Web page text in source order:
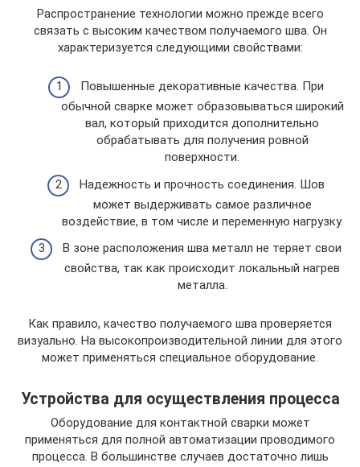
Распространение технологии можно прежде всего
связать с высоким качеством получаемого шва. Он
характеризуется следующими свойствами:
Повышенные декоративные качества. При
обычной сварке может образовываться широкий
вал, который приходится дополнительно
обрабатывать для получения ровной
поверхности.
Надежность и прочность соединения. Шов
может выдерживать самое различное
воздействие, в том числе и переменную нагрузку.
В зоне расположения шва металл не теряет свои
свойства, так как происходит локальный нагрев
металла.
Как правило, качество получаемого шва проверяется
визуально. На высокопроизводительной линии для этого
может применяться специальное оборудование.
Устройства для осуществления процесса
Оборудование для контактной сварки может
применяться для полной автоматизации проводимого
процесса. В большинстве случаев достаточно лишь